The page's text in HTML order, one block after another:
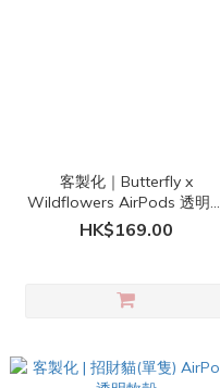
客製化｜Butterfly x
Wildflowers AirPods 透明軟
殻
HK$169.00